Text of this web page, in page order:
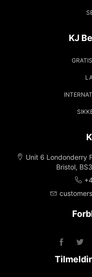
KJ
Unit 6 Londonderry
Bristol,